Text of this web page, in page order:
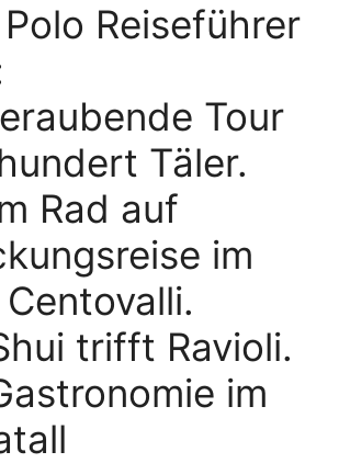
Reiseführer
Tour
Täler.
Rad auf
im
trifft Ravioli.
im